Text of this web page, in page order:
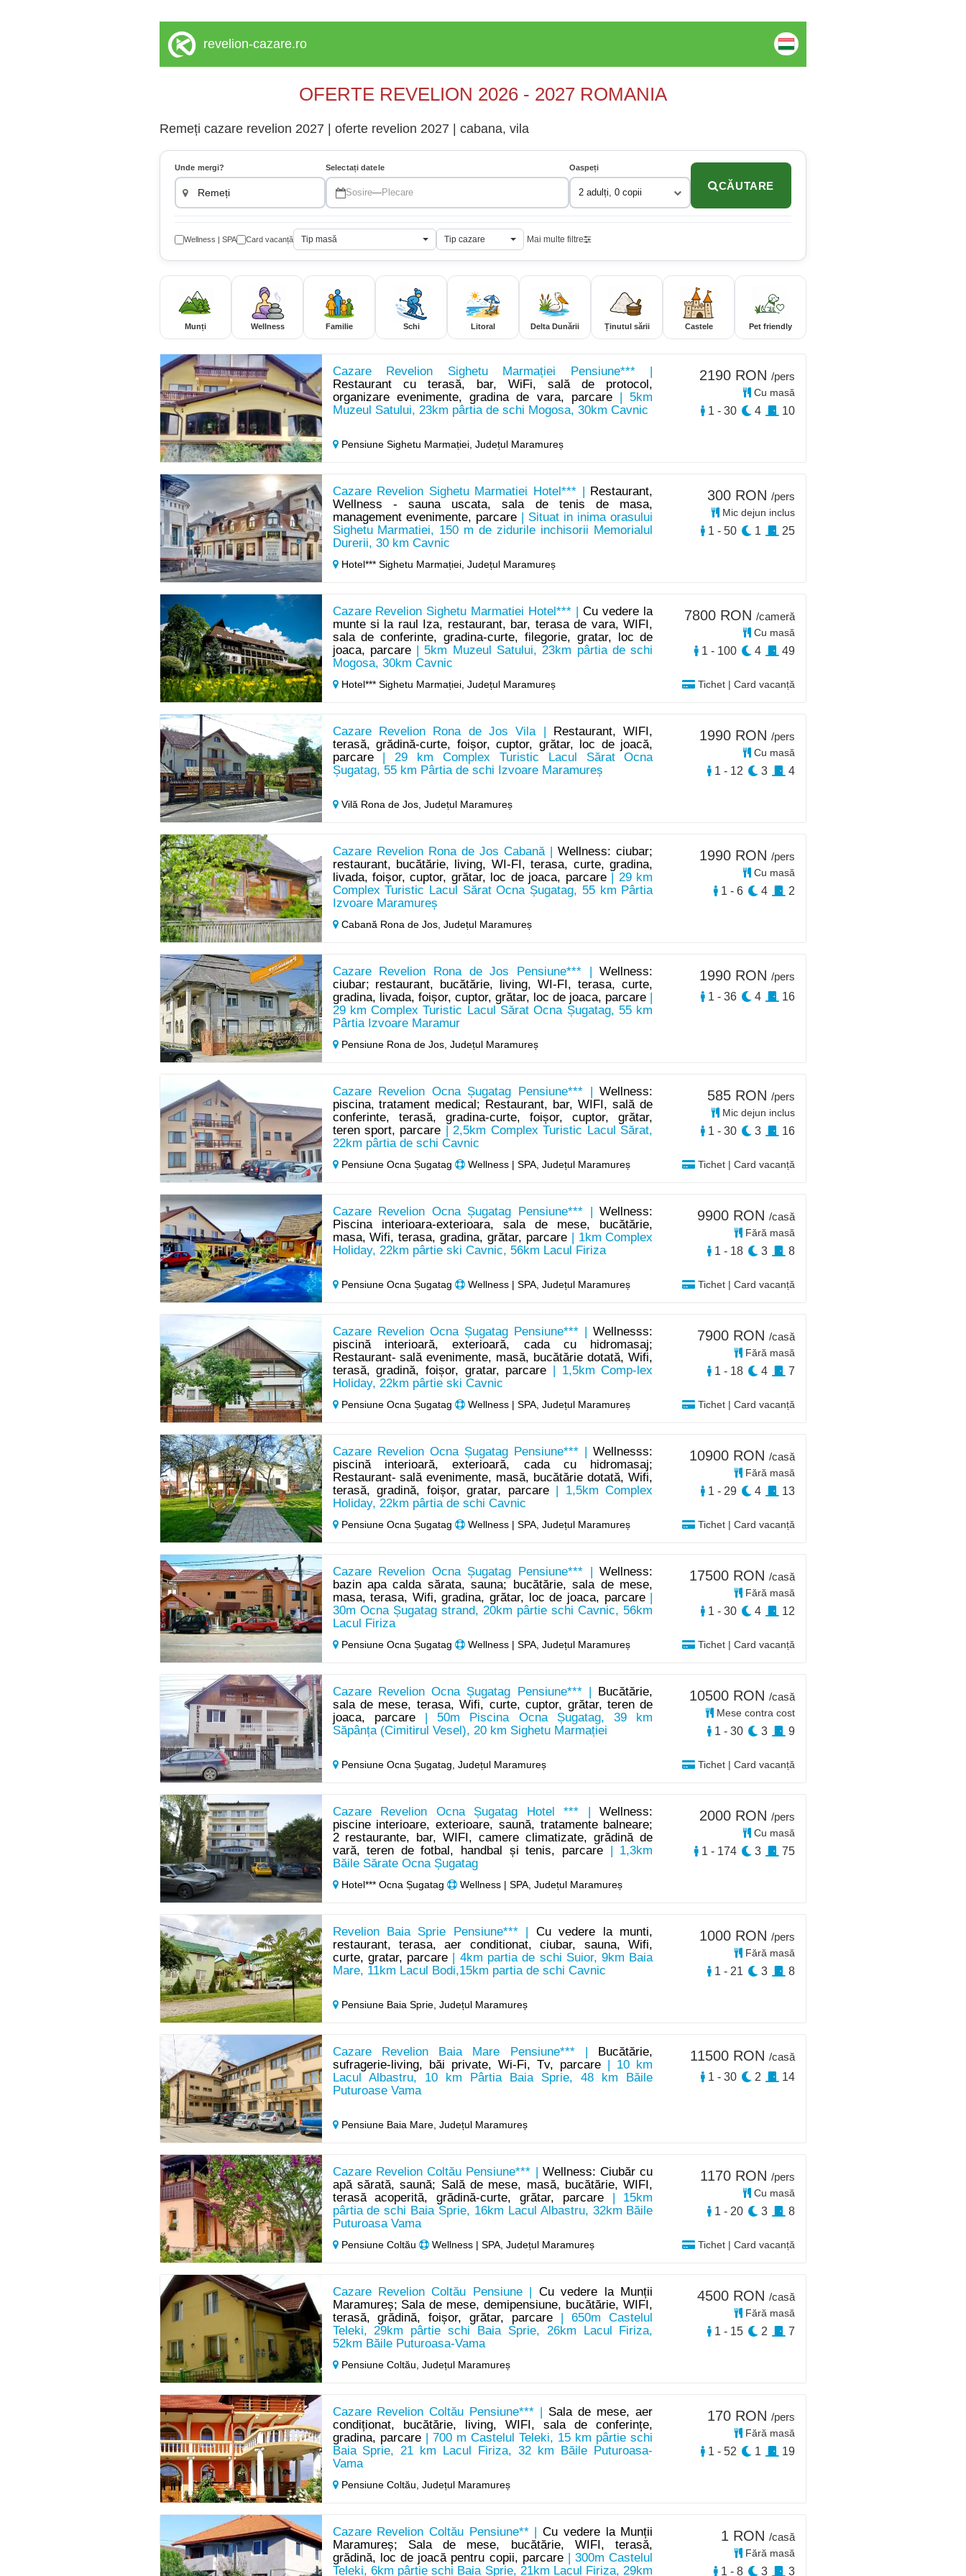
revelion-cazare.ro
OFERTE REVELION 2026 - 2027 ROMANIA
Remeți cazare revelion 2027 | oferte revelion 2027 | cabana, vila
Unde mergi? Selectați datele
Sosire—Plecare
Oaspeți
2 adulți, 0 copii
CĂUTARE
Wellness | SPA Card vacanță Tip masă Tip cazare Mai multe filtre
Munți Wellness Familie Schi Litoral Delta Dunării Ținutul sării Castele Pet friendly
Cazare Revelion Sighetu Marmației Pensiune*** |
Restaurant cu terasă, bar, WiFi, sală de protocol,
organizare evenimente, gradina de vara, parcare| 5km
Muzeul Satului, 23km pârtia de schi Mogosa, 30km Cavnic
Pensiune Sighetu Marmației, Județul Maramureș
2190 RON /pers
Cu masă
1 - 30 4 10
Cazare Revelion Sighetu Marmatiei Hotel*** |
Restaurant,
Wellness - sauna uscata, sala de tenis de masa,
management evenimente, parcare| Situat in inima orasului
Sighetu Marmatiei, 150 m de zidurile inchisorii Memorialul
Durerii, 30 km Cavnic
Hotel*** Sighetu Marmației, Județul Maramureș
300 RON /pers
Mic dejun inclus
1 - 50 1 25
Cazare Revelion Sighetu Marmatiei Hotel*** |Cu vedere la
munte si la raul Iza, restaurant, bar, terasa de vara, WIFI,
sala de conferinte, gradina-curte, filegorie, gratar, loc de
joaca, parcare| 5km Muzeul Satului, 23km pârtia de schi
Mogosa, 30km Cavnic
Hotel*** Sighetu Marmației, Județul Maramureș Tichet | Card vacanță
7800 RON /cameră
Cu masă
1 - 100 4 49
Cazare Revelion Rona de Jos Vila |
Restaurant, WIFI,
terasă, grădină-curte, foișor, cuptor, grătar, loc de joacă,
parcare| 29 km Complex Turistic Lacul Sărat Ocna
Șugatag, 55 km Pârtia de schi Izvoare Maramureș
Vilă Rona de Jos, Județul Maramureș
1990 RON /pers
Cu masă
1 - 12 3 4
Cazare Revelion Rona de Jos Cabană |Wellness: ciubar;
restaurant, bucătărie, living, WI-FI, terasa, curte, gradina,
livada, foișor, cuptor, grătar, loc de joaca, parcare| 29 km
Complex Turistic Lacul Sărat Ocna Șugatag, 55 km Pârtia
Izvoare Maramureș
Cabană Rona de Jos, Județul Maramureș
1990 RON /pers
Cu masă
1 - 6 4 2
Cazare Revelion Rona de Jos Pensiune*** |Wellness:
ciubar; restaurant, bucătărie, living, WI-FI, terasa, curte,
gradina, livada, foișor, cuptor, grătar, loc de joaca, parcare
29 km Complex Turistic Lacul Sărat Ocna Șugatag, 55 km
Pârtia Izvoare Maramur
Pensiune Rona de Jos, Județul Maramureș
1990 RON /pers
1 - 36
4 16
Cazare Revelion Ocna Șugatag Pensiune*** |Wellness:
piscina, tratament medical; Restaurant, bar, WIFI, sală de
conferinte, terasă, gradina-curte, foișor, cuptor, grătar,
teren sport, parcare | 2,5km Complex Turistic Lacul Sărat,
22km pârtia de schi Cavnic
Pensiune Ocna Șugatag Wellness | SPA, Județul Maramureș Tichet | Card vacanță
585 RON /pers
Mic dejun inclus
1 - 30 3 16
Cazare Revelion Ocna Șugatag Pensiune*** |Wellness:
Piscina interioara-exterioara, sala de mese, bucătărie,
masa, Wifi, terasa, gradina, grătar, parcare| 1km Complex
Holiday, 22km pârtie ski Cavnic, 56km Lacul Firiza
Pensiune Ocna Șugatag Wellness | SPA, Județul Maramureș Tichet | Card vacanță
9900 RON /casă
Fără masă
1 - 18 3 8
Cazare Revelion Ocna Șugatag Pensiune*** |Wellnesss:
piscină interioară, exterioară, cada cu hidromasaj;
Restaurant- sală evenimente, masă, bucătărie dotată, Wifi,
terasă, gradină, foișor, gratar, parcare | 1,5km Comp-lex
Holiday, 22km pârtie ski Cavnic
Pensiune Ocna Șugatag Wellness | SPA, Județul Maramureș Tichet | Card vacanță
7900 RON /casă
Fără masă
1 - 18 4 7
Cazare Revelion Ocna Șugatag Pensiune*** |Wellnesss:
piscină interioară, exterioară, cada cu hidromasaj;
Restaurant- sală evenimente, masă, bucătărie dotată, Wifi,
terasă, gradină, foișor, gratar, parcare| 1,5km Complex
Holiday, 22km pârtia de schi Cavnic
Pensiune Ocna Șugatag Wellness | SPA, Județul Maramureș Tichet | Card vacanță
10900 RON /casă
Fără masă
1 - 29 4 13
Cazare Revelion Ocna Șugatag Pensiune*** |Wellness:
bazin apa calda sărata, sauna; bucătărie, sala de mese,
masa, terasa, Wifi, gradina, grătar, loc de joaca, parcare|
30m Ocna Șugatag strand, 20km pârtie schi Cavnic, 56km
Lacul Firiza
Pensiune Ocna Șugatag Wellness | SPA, Județul Maramureș Tichet | Card vacanță
17500 RON /casă
Fără masă
1 - 30 4 12
Cazare Revelion Ocna Șugatag Pensiune*** |
Bucătărie,
sala de mese, terasa, Wifi, curte, cuptor, grătar, teren de
joaca, parcare| 50m Piscina Ocna Șugatag, 39 km
Săpânța (Cimitirul Vesel), 20 km Sighetu Marmației
Pensiune Ocna Șugatag, Județul Maramureș Tichet | Card vacanță
10500 RON /casă
Mese contra cost
1 - 30 3 9
Cazare Revelion Ocna Șugatag Hotel *** |Wellness:
piscine interioare, exterioare, saună, tratamente balneare;
2 restaurante, bar, WIFI, camere climatizate, grădină de
vară, teren de fotbal, handbal și tenis, parcare | 1,3km
Băile Sărate Ocna Șugatag
Hotel*** Ocna Șugatag Wellness | SPA, Județul Maramureș
2000 RON /pers
Cu masă
1 - 174 3 75
Revelion Baia Sprie Pensiune*** | Cu vedere la munti,
restaurant, terasa, aer conditionat, ciubar, sauna, Wifi,
curte, gratar, parcare | 4km partia de schi Suior, 9km Baia
Mare, 11km Lacul Bodi,15km partia de schi Cavnic
Pensiune Baia Sprie, Județul Maramureș
1000 RON /pers
Fără masă
1 - 21 3 8
Cazare Revelion Baia Mare Pensiune*** |
Bucătărie,
sufragerie-living, băi private, Wi-Fi, Tv, parcare | 10 km
Lacul Albastru, 10 km Pârtia Baia Sprie, 48 km Băile
Puturoase Vama
Pensiune Baia Mare, Județul Maramureș
11500 RON /casă
1 - 30
2 14
Cazare Revelion Coltău Pensiune*** | Wellness: Ciubăr cu
apă sărată, saună; Sală de mese, masă, bucătărie, WIFI,
terasă acoperită, grădină-curte, grătar, parcare| 15km
pârtia de schi Baia Sprie, 16km Lacul Albastru, 32km Băile
Puturoasa Vama
Pensiune Coltău Wellness | SPA, Județul Maramureș Tichet | Card vacanță
1170 RON /pers
Cu masă
1 - 20 3 8
Cazare Revelion Coltău Pensiune | Cu vedere la Munții
Maramureș; Sala de mese, demipensiune, bucătărie, WIFI,
terasă, grădină, foișor, grătar, parcare | 650m Castelul
Teleki, 29km pârtie schi Baia Sprie, 26km Lacul Firiza,
52km Băile Puturoasa-Vama
Pensiune Coltău, Județul Maramureș
4500 RON /casă
Fără masă
1 - 15 2 7
Cazare Revelion Coltău Pensiune*** | Sala de mese, aer
condiționat, bucătărie, living, WIFI, sala de conferințe,
gradina, parcare| 700 m Castelul Teleki, 15 km pârtie schi
Baia Sprie, 21 km Lacul Firiza, 32 km Băile Puturoasa-
Vama
Pensiune Coltău, Județul Maramureș
170 RON /pers
Fără masă
1 - 52 1 19
Cazare Revelion Coltău Pensiune** |Cu vedere la Munții
Maramureș; Sala de mese, bucătărie, WIFI, terasă,
grădină, loc de joacă pentru copii, parcare| 300m Castelul
Teleki, 6km pârtie schi Baia Sprie, 21km Lacul Firiza, 29km
1 RON /casă
Fără masă
1 - 8 3 3